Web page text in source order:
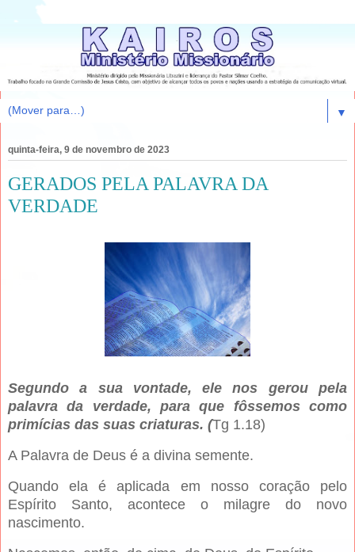
▼
quinta-feira, 9 de novembro de 2023
GERADOS PELA PALAVRA DA
VERDADE
Segundo a sua vontade, ele nos gerou pela
palavra da verdade, para que fôssemos como
primícias das suas criaturas. (Tg 1.18)
A Palavra de Deus é a divina semente.
Quando ela é aplicada em nosso coração pelo
Espírito Santo, acontece o milagre do novo
nascimento.